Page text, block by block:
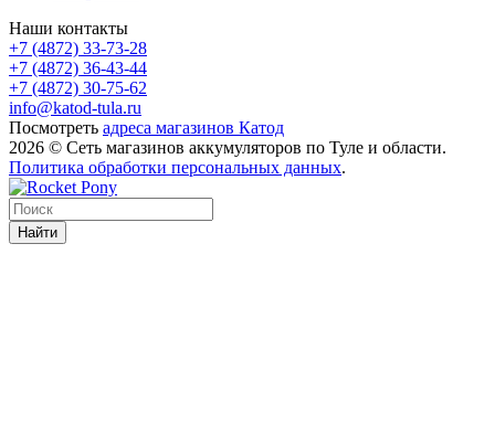
Наши контакты
+7 (4872) 33-73-28
+7 (4872) 36-43-44
+7 (4872) 30-75-62
info@katod-tula.ru
Посмотреть адреса магазинов Катод
2026 © Сеть магазинов аккумуляторов по Туле и области.
Политика обработки персональных данных.
Найти